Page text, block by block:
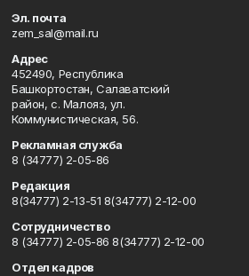
Эл. почта
zem_sal@mail.ru
Адрес
452490, Республика
Башкортостан, Салаватский
район, с. Малояз, ул.
Коммунистическая, 56.
Рекламная служба
8 (34777) 2-05-86
Редакция
8(34777) 2-13-51 8(34777) 2-12-00
Сотрудничество
8 (34777) 2-05-86 8(34777) 2-12-00
Отдел кадров